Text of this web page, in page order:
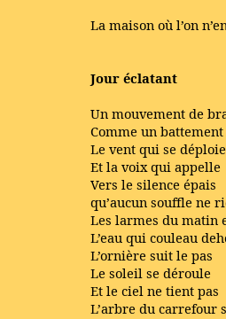
La maison où l’on
Jour éclatant
Un mouvement de
Comme un battement
Le vent qui se déploie
Et la voix qui appelle
Vers le silence épais
qu’aucun souffle ne
Les larmes du matin
L’eau qui couleau
L’ornière suit le pas
Le soleil se déroule
Et le ciel ne tient pas
L’arbre du carrefour